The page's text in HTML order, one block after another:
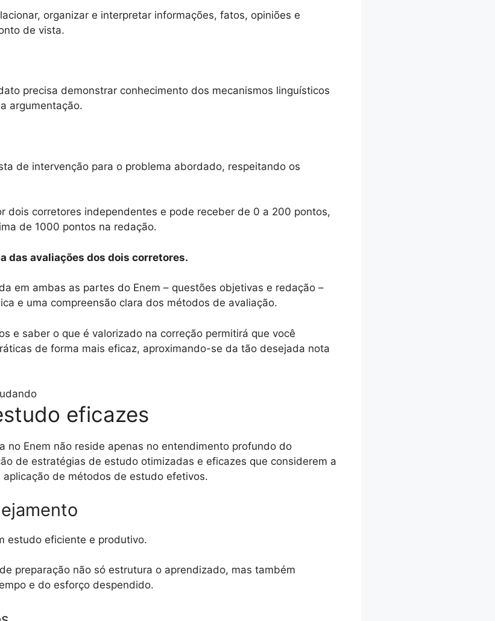
organizar e interpretar informações, fatos, opiniões e
de vista.
precisa demonstrar conhecimento dos mecanismos linguísticos
argumentação.
de intervenção para o problema abordado, respeitando os
dois corretores independentes e pode receber de 0 a 200 pontos,
de 1000 pontos na redação.
das avaliações dos dois corretores.
em ambas as partes do Enem – questões objetivas e redação –
e uma compreensão clara dos métodos de avaliação.
e saber o que é valorizado na correção permitirá que você
de forma mais eficaz, aproximando-se da tão desejada nota
eficazes
no Enem não reside apenas no entendimento profundo do
de estratégias de estudo otimizadas e eficazes que considerem a
de métodos de estudo efetivos.
estudo eficiente e produtivo.
preparação não só estrutura o aprendizado, mas também
e do esforço despendido.